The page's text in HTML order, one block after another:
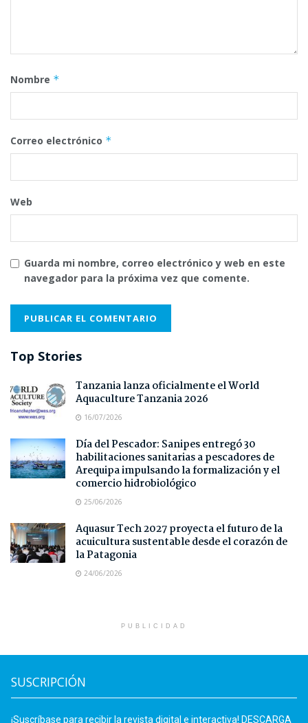
Nombre *
Correo electrónico *
Web
Guarda mi nombre, correo electrónico y web en este
navegador para la próxima vez que comente.
Top Stories
Tanzania lanza oficialmente el World
Aquaculture Tanzania 2026
16/07/2026
Día del Pescador: Sanipes entregó 30
habilitaciones sanitarias a pescadores de
Arequipa impulsando la formalización y el
comercio hidrobiológico
25/06/2026
Aquasur Tech 2027 proyecta el futuro de la
acuicultura sustentable desde el corazón de
la Patagonia
24/06/2026
PUBLICIDAD
SUSCRIPCIÓN
¡Suscríbase para recibir la revista digital e interactiva! DESCARGA